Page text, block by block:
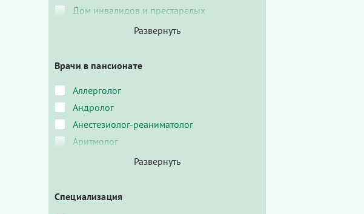
Дом инвалидов и престарелых
Врачи в пансионате
Аллерголог
Андролог
Анестезиолог-реаниматолог
Аритмолог
Специализация